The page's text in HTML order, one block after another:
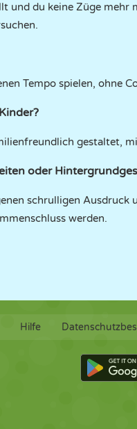
und du keine Züge mehr
Tempo spielen, ohne
gestaltet,
oder
schrulligen Ausdruck
werden.
Hilfe